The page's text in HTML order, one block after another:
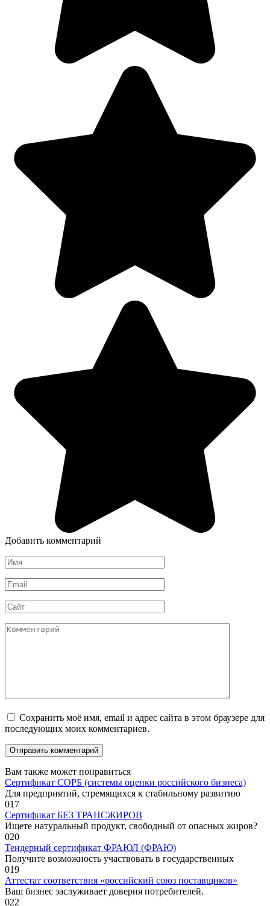
Добавить комментарий
Имя
*
Email
*
Сайт
Комментарий
Сохранить моё имя, email и адрес сайта в этом браузере для
последующих моих комментариев.
Вам также может понравиться
Сертификат СОРБ (системы оценки российского бизнеса)
Для предприятий, стремящихся к стабильному развитию
017
Сертификат БЕЗ ТРАНСЖИРОВ
Ищете натуральный продукт, свободный от опасных жиров?
020
Тендерный сертификат ФРАЮЛ (ФРАЮ)
Получите возможность участвовать в государственных
019
Аттестат соответствия «российский союз поставщиков»
Ваш бизнес заслуживает доверия потребителей.
022